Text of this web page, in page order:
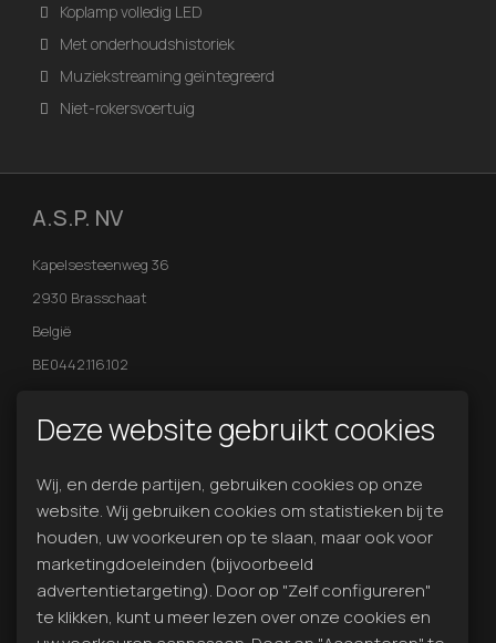
Koplamp volledig LED
Met onderhoudshistoriek
Muziekstreaming geïntegreerd
Niet-rokersvoertuig
A.S.P. NV
Kapelsesteenweg 36
2930 Brasschaat
België
BE0442.116.102
Contact
Bel ons voor een afspraak!
T: +32 (0)484 13 14 27
jonas@aspnv.eu
VOLG ONS OP FACEBOOK
Deze website gebruikt cookies
Wij, en derde partijen, gebruiken cookies op onze
website. Wij gebruiken cookies om statistieken bij te
houden, uw voorkeuren op te slaan, maar ook voor
marketingdoeleinden (bijvoorbeeld
advertentietargeting). Door op "Zelf configureren"
te klikken, kunt u meer lezen over onze cookies en